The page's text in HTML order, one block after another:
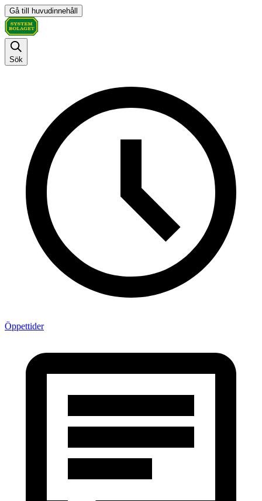
Gå till huvudinnehåll
Sök
Öppettider